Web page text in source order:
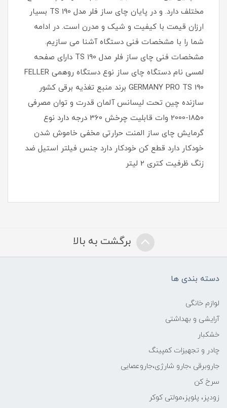
مختلف دارد. و در پایان چای ساز فلر مدل 190 TS بسیار
ارزان قیمت با کیفیت و شیک و مدرن است. در ادامه
شما را با مشخصات فنی دستگاه آشنا می سازیم.
مشخصات فنی چای ساز فلر مدل 190 TS‏ دارای صفحه
لمسی نام دستگاه چای ساز نوع دستگاه روهمی ‏FELLER
GERMANY PRO TS 190 برند منبع تغذیه برقی کشور
سازنده چین تحت لیسانس آلمان قدرت و توان مصرفی
1850-2000 وات قابلیت چرخش 360 درجه دارد نوع
گرمایش چای ساز المنت حرارتی مخفی خاموش شدن
خودکار دارد قطع کن خودکار دارد جنس فیلتر استیل ضد
زنگ ظرفیت کتری 2 لیتر
برگشت به بالا
دسته بندی ها
لوازم خانگی
آرایشی و بهداشتی
خشکبار
چادر و تجهیزات کمپینگ
جاروبرقی ،جارو شارژی،جاروعصایی
سرخ کن
زودپز، پلوپز،مولتی کوکر